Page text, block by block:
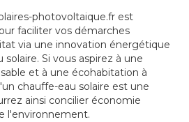
photovoltaique.fr est
faciliter vos démarches
via une innovation énergétique
Si vous aspirez à une
et à une écohabitation à
chauffe-eau solaire est une
ainsi concilier économie
l'environnement.